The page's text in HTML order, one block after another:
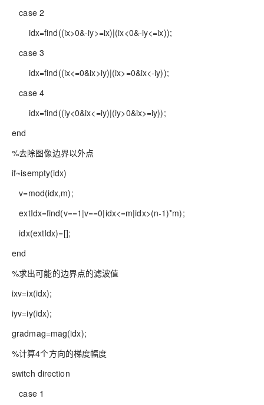
case 2
idx=find((ix>0&-iy>=ix)|(ix<0&-iy<=ix));
case 3
idx=find((ix<=0&ix>iy)|(ix>=0&ix<-iy));
case 4
idx=find((iy<0&ix<=iy)|(iy>0&ix>=iy));
end
%去除图像边界以外点
if~isempty(idx)
v=mod(idx,m);
extIdx=find(v==1|v==0|idx<=m|idx>(n-1)*m);
idx(extIdx)=[];
end
%求出可能的边界点的滤波值
ixv=ix(idx);
iyv=iy(idx);
gradmag=mag(idx);
%计算4个方向的梯度幅度
switch direction
case 1